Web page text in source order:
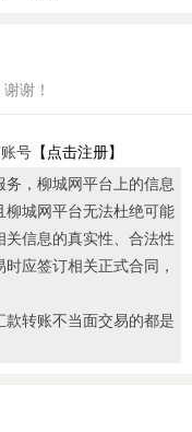
谢！
号 【点击注册】
，柳城网平台上的信息
城网平台无法杜绝可能
信息的真实性、合法性
应签订相关正式合同，
转账不当面交易的都是